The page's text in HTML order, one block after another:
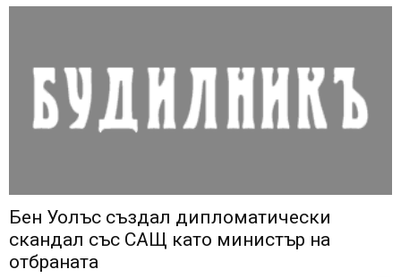
Бен Уолъс създал дипломатически
скандал със САЩ като министър на
отбраната